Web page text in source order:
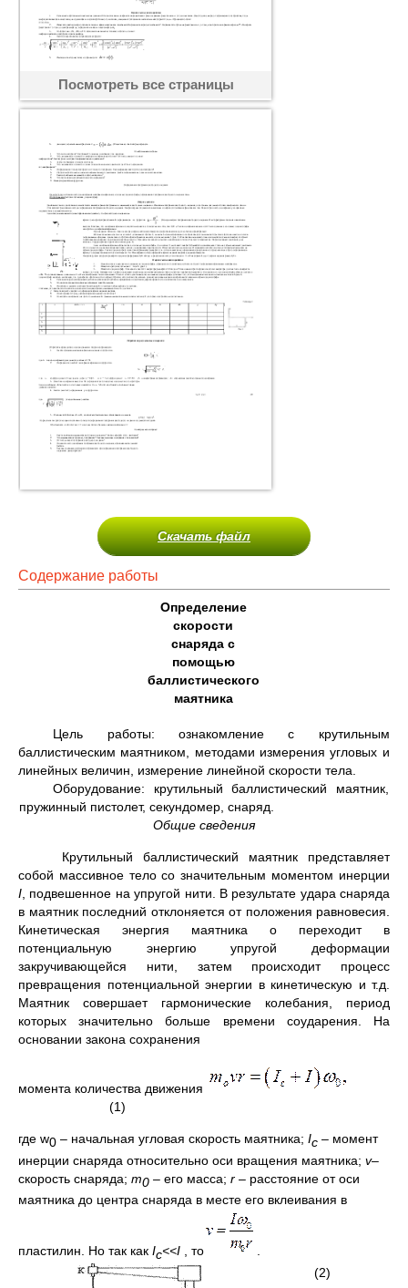
Посмотреть все страницы
Скачать файл
Содержание работы
Определение
скорости
снарядас
помощью
баллистического
маятника
Цель работы: ознакомление с крутильным
баллистическим маятником, методами изме­рения угловых и
линейных величин, измерение линейной скорости тела.
Оборудование: крутильный баллистический маятник,
пружинный пистолет, секундомер, снаряд.
Общие сведения
Крутильный баллистический маятник представляет
собой массивное тело со значи­тельным моментом инерции
I , подвешенное на упругой нити. В результате удара снаряда
в маятник последний отклоняется от положения равновесия.
Кинетическая энергия маятника о переходит в
потенциальную энергию упругой деформации
закручивающейся ни­ти, затем происходит процесс
превращения потенциальной энергии в кинетическую и т.д.
Маятник совершает гармонические колебания, период
которых значительно больше времени соударения. На
основании закона сохранения
момента количества движения
(1)
где w0 – начальная угловая скорость маятника; Ic – момент
инерции снаряда относительно оси вращения маятника; v–
скорость снаряда; m0 – его масса; r – расстояние от оси
маятника до центра снаряда в месте его вклеивания в
пластилин. Но так как Ic<<I , то
.
(2)